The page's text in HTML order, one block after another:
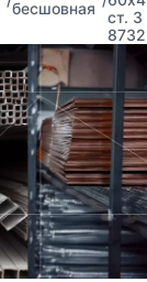
бесшовная
ст.